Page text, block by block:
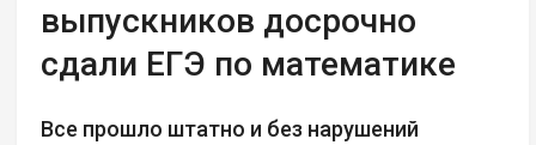
выпускников досрочно
сдали ЕГЭ по математике
Все прошло штатно и без нарушений